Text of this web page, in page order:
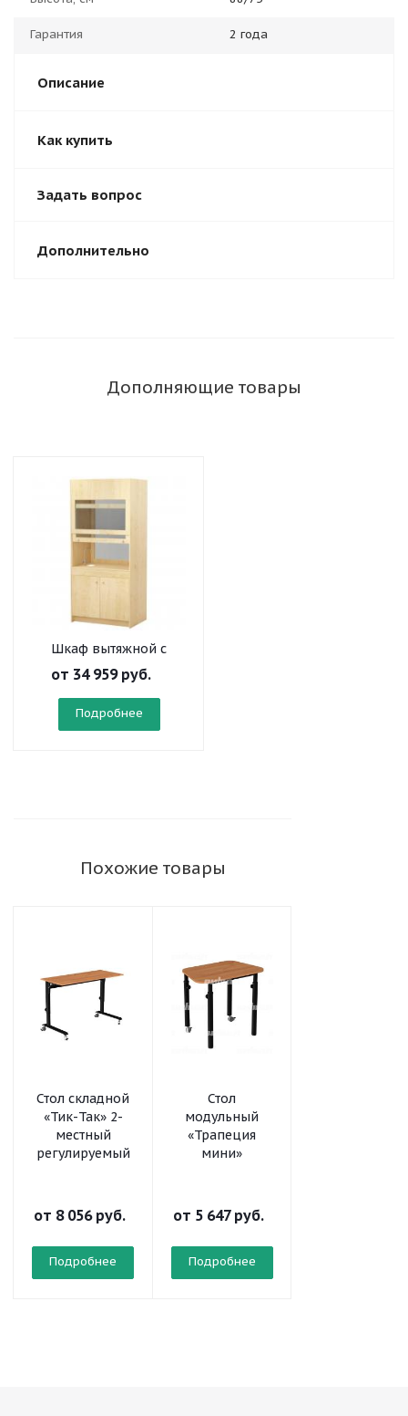
Гарантия 2 года
Описание
Как купить
Задать вопрос
Дополнительно
Дополняющие товары
Шкаф вытяжной с
сантехникой
от 34 959 руб.
Подробнее
Похожие товары
Стол складной
«Тик-Так» 2-
местный
регулируемый
от 8 056 руб.
Подробнее
Стол
модульный
«Трапеция
мини»
от 5 647 руб.
Подробнее